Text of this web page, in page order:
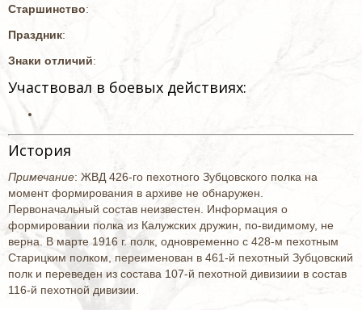
Старшинство:
Праздник:
Знаки отличий:
Участвовал в боевых действиях:
История
Примечание: ЖВД 426-го пехотного Зубцовского полка на
момент формирования в архиве не обнаружен.
Первоначальный состав неизвестен. Информация о
формировании полка из Калужских дружин, по-видимому, не
верна. В марте 1916 г. полк, одновременно с 428-м пехотным
Старицким полком, переименован в 461-й пехотный Зубцовский
полк и переведен из состава 107-й пехотной дивизиии в состав
116-й пехотной дивизии.